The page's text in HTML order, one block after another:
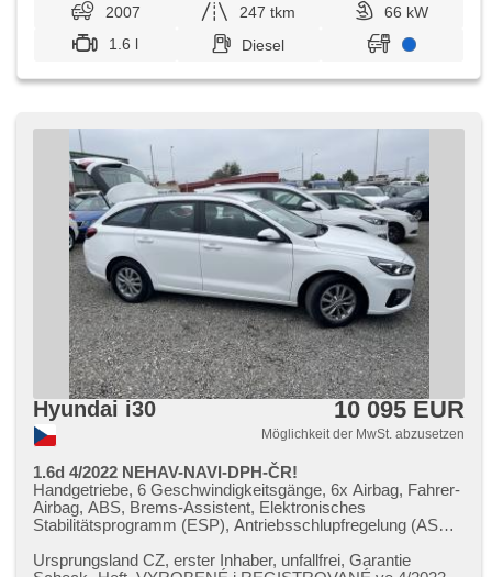
2007 247 tkm
66 kW
1.6 l
Diesel
Hyundai i30 10 095 EUR
Möglichkeit der MwSt. abzusetzen
1.6d 4/2022 NEHAV-NAVI-DPH-ČR!
Handgetriebe, 6 Geschwindigkeitsgänge, 6x Airbag, Fahrer-
Airbag, ABS, Brems-Assistent, Elektronisches
Stabilitätsprogramm (ESP), Antriebsschlupfregelung (ASR),
limitu (SLIF), Uhr Spur, asistent jízdy v jízdním pruhu,
Ursprungsland CZ,​ erster Inhaber,​ unfallfrei,​ Garantie